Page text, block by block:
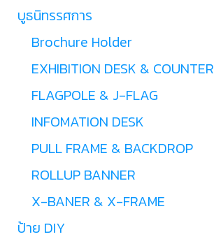
บูธนิทรรศการ
Brochure Holder
EXHIBITION DESK & COUNTER
FLAGPOLE & J-FLAG
INFOMATION DESK
PULL FRAME & BACKDROP
ROLLUP BANNER
X-BANER & X-FRAME
ป้าย DIY